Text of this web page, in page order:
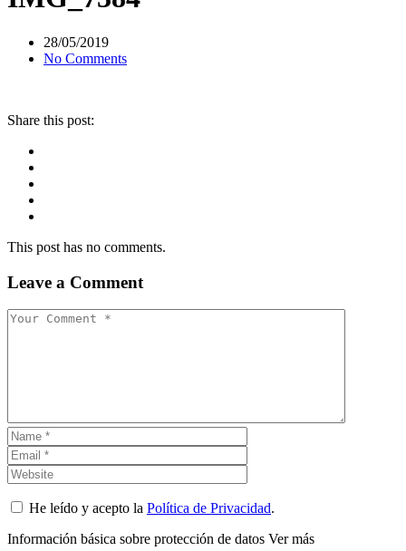
28/05/2019
No Comments
Share this post:
This post has no comments.
Leave a Comment
He leído y acepto la Política de Privacidad.
Información básica sobre protección de datos Ver más